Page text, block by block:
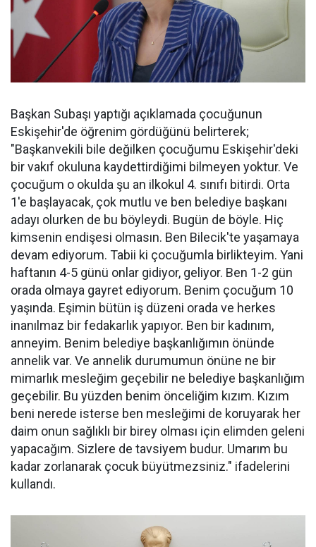
Başkan Subaşı yaptığı açıklamada çocuğunun
Eskişehir'de öğrenim gördüğünü belirterek;
"Başkanvekili bile değilken çocuğumu Eskişehir'deki
bir vakıf okuluna kaydettirdiğimi bilmeyen yoktur. Ve
çocuğum o okulda şu an ilkokul 4. sınıfı bitirdi. Orta
1'e başlayacak, çok mutlu ve ben belediye başkanı
adayı olurken de bu böyleydi. Bugün de böyle. Hiç
kimsenin endişesi olmasın. Ben Bilecik'te yaşamaya
devam ediyorum. Tabii ki çocuğumla birlikteyim. Yani
haftanın 4-5 günü onlar gidiyor, geliyor. Ben 1-2 gün
orada olmaya gayret ediyorum. Benim çocuğum 10
yaşında. Eşimin bütün iş düzeni orada ve herkes
inanılmaz bir fedakarlık yapıyor. Ben bir kadınım,
anneyim. Benim belediye başkanlığımın önünde
annelik var. Ve annelik durumumun önüne ne bir
mimarlık mesleğim geçebilir ne belediye başkanlığım
geçebilir. Bu yüzden benim önceliğim kızım. Kızım
beni nerede isterse ben mesleğimi de koruyarak her
daim onun sağlıklı bir birey olması için elimden geleni
yapacağım. Sizlere de tavsiyem budur. Umarım bu
kadar zorlanarak çocuk büyütmezsiniz." ifadelerini
kullandı.